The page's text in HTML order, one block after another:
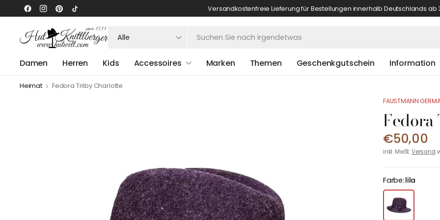
Versandkostenfreie Lieferung für Bestellungen innerhalb Deutschlands ab
Sie
irgendetwas
Damen Herren Kids Accessoires Marken Themen Geschenkgutschein Information
Heimat
Fedora Trilby Charlotte
FAUSTMANN
€50,00
inkl. MwSt.Versand
Farbe: lila